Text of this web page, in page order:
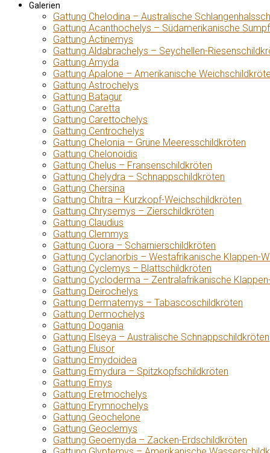
Galerien
Gattung Chelodina – Australische
Gattung Acanthochelys – Südamerikanische
Gattung Actinemys
Gattung Aldabrachelys – Seychellen-
Gattung Amyda
Gattung Apalone – Amerikanische
Gattung Astrochelys
Gattung Batagur
Gattung Caretta
Gattung Carettochelys
Gattung Centrochelys
Gattung Chelonia – Grüne Meeresschildkröten
Gattung Chelonoidis
Gattung Chelus – Fransenschildkröten
Gattung Chelydra – Schnappschildkröten
Gattung Chersina
Gattung Chitra – Kurzkopf-Weichschildkröten
Gattung Chrysemys – Zierschildkröten
Gattung Claudius
Gattung Clemmys
Gattung Cuora – Scharnierschildkröten
Gattung Cyclanorbis – Westafrikanische Klappen-
Gattung Cyclemys – Blattschildkröten
Gattung Cycloderma – Zentralafrikanische
Gattung Deirochelys
Gattung Dermatemys – Tabascoschildkröten
Gattung Dermochelys
Gattung Dogania
Gattung Elseya – Australische Schnappschildkröten
Gattung Elusor
Gattung Emydoidea
Gattung Emydura – Spitzkopfschildkröten
Gattung Emys
Gattung Eretmochelys
Gattung Erymnochelys
Gattung Geochelone
Gattung Geoclemys
Gattung Geoemyda – Zacken-Erdschildkröten